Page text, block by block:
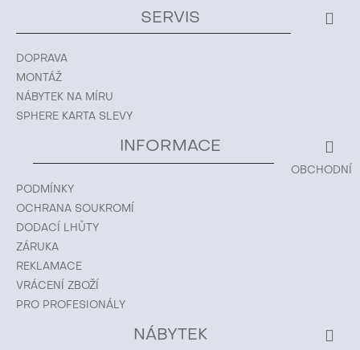
SERVIS
DOPRAVA
MONTÁŽ
NÁBYTEK NA MÍRU
SPHERE KARTA SLEVY
INFORMACE
OBCHODNÍ
PODMÍNKY
OCHRANA SOUKROMÍ
DODACÍ LHŮTY
ZÁRUKA
REKLAMACE
VRÁCENÍ ZBOŽÍ
PRO PROFESIONÁLY
NÁBYTEK